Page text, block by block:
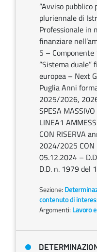
“Avviso
pluriennale di
Professionale in
finanziare
5 –
“Sistema duale”
europea – Next
Puglia Anni
2025/2026,
SPESA
LINEA1
CON RISERVA
2024/2025 CON
05.12.2024 –
D.D. n. 1979 del
Sezione:
contenuto di
Argomenti: Lavoro